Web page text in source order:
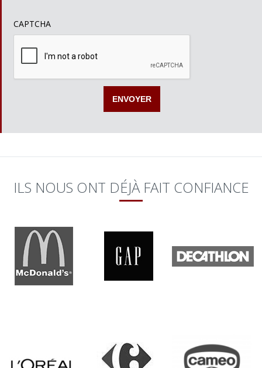
CAPTCHA
ILS NOUS ONT DÉJÀ FAIT CONFIANCE